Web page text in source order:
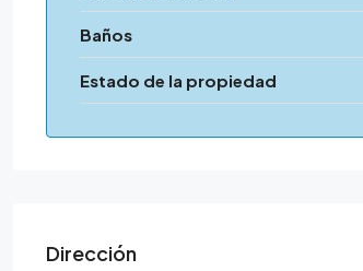
Baños
Estado de la propiedad
Dirección